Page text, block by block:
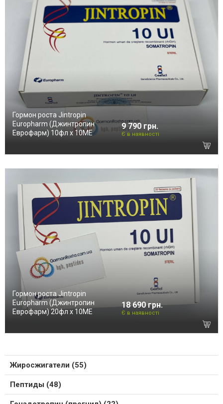
Гормон роста Jintropin
Europharm (Джинтропин
Еврофарм) 10фл х 10ME
9 790 грн.
Є в наявності
Гормон роста Jintropin
Europharm (Джинтропин
Еврофарм) 20фл х 10ME
18 690 грн.
Є в наявності
Жиросжигатели (55)
Пептиды (48)